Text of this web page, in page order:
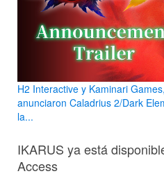
H2 Interactive y Kaminari
anunciaron Caladrius 2/Dark
la...
IKARUS ya está
Access